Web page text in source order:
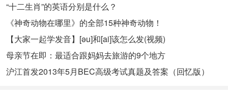
“十二生肖”的英语分别是什么？
《神奇动物在哪里》的全部15种神奇动物！
【大家一起学发音】[əu]和[ai]该怎么发(视频)
母亲节在即：最适合跟妈妈去旅游的9个地方
沪江首发2013年5月BEC高级考试真题及答案（回忆版）